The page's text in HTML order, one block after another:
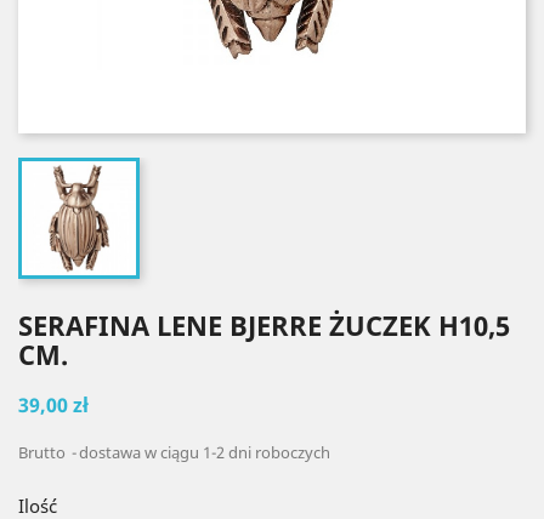
SERAFINA LENE BJERRE ŻUCZEK H10,5
CM.
39,00 zł
Brutto dostawa w ciągu 1-2 dni roboczych
Ilość